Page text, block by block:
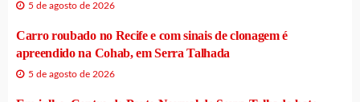
5 de agosto de 2026
Carro roubado no Recife e com sinais de clonagem é
apreendido na Cohab, em Serra Talhada
5 de agosto de 2026